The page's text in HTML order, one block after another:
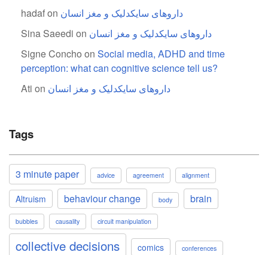
hadafon داروهای سایکدلیک و مغز انسان
Sina Saeedi on داروهای سایکدلیک و مغز انسان
Signe Concho on Social media, ADHD and time
perception: what can cognitive science tell us?
Ati on داروهای سایکدلیک و مغز انسان
Tags
3 minute paper advice agreement alignment
Altruism behaviour change body brain
bubbles causality circuit manipulation
collective decisions comics conferences